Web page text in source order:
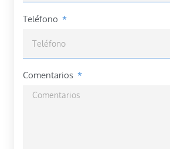
Teléfono
Comentarios